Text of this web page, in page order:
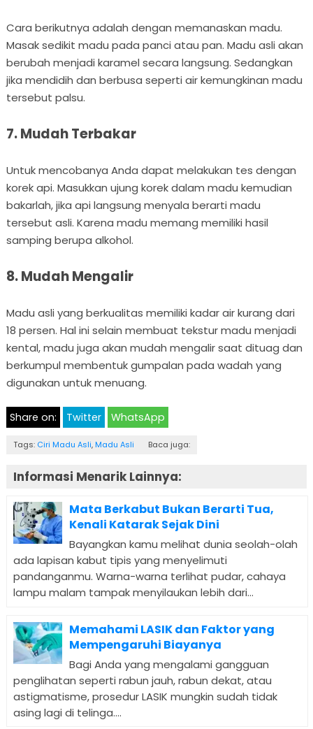
Cara berikutnya adalah dengan memanaskan madu.
Masak sedikit madu pada panci atau pan. Madu asli akan
berubah menjadi karamel secara langsung. Sedangkan
jika mendidih dan berbusa seperti air kemungkinan madu
tersebut palsu.
7. Mudah Terbakar
Untuk mencobanya Anda dapat melakukan tes dengan
korek api. Masukkan ujung korek dalam madu kemudian
bakarlah, jika api langsung menyala berarti madu
tersebut asli. Karena madu memang memiliki hasil
samping berupa alkohol.
8. Mudah Mengalir
Madu asli yang berkualitas memiliki kadar air kurang dari
18 persen. Hal ini selain membuat tekstur madu menjadi
kental, madu juga akan mudah mengalir saat dituag dan
berkumpul membentuk gumpalan pada wadah yang
digunakan untuk menuang.
Share on: Twitter WhatsApp
Tags: Ciri Madu Asli, Madu Asli Baca juga:
Informasi Menarik Lainnya:
Mata Berkabut Bukan Berarti Tua,
Kenali Katarak Sejak Dini
Bayangkan kamu melihat dunia seolah-olah
ada lapisan kabut tipis yang menyelimuti
pandanganmu. Warna-warna terlihat pudar, cahaya
lampu malam tampak menyilaukan lebih dari...
Memahami LASIK dan Faktor yang
Mempengaruhi Biayanya
Bagi Anda yang mengalami gangguan
penglihatan seperti rabun jauh, rabun dekat, atau
astigmatisme, prosedur LASIK mungkin sudah tidak
asing lagi di telinga....